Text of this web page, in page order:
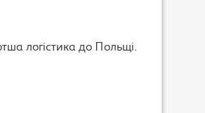
логістика до Польщі.